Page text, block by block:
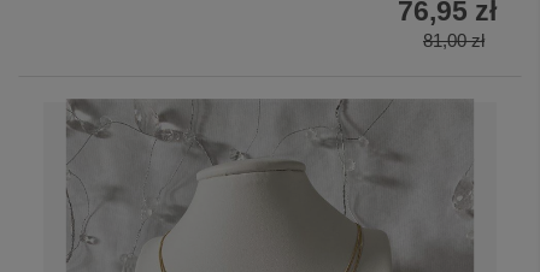
81,00 zł
76,95 zł